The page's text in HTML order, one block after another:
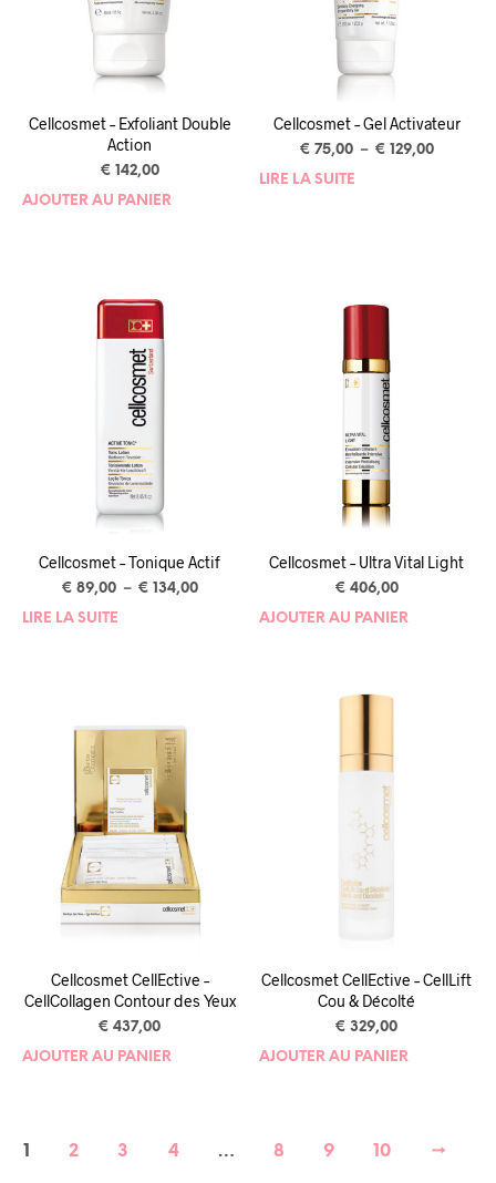
Cellcosmet – Exfoliant Double
Action
€ 142,00
AJOUTER AU PANIER
Cellcosmet – Gel Activateur
€ 75,00 – € 129,00
LIRE LA SUITE
Cellcosmet – Tonique Actif
€ 89,00 – € 134,00
LIRE LA SUITE
Cellcosmet – Ultra Vital Light
€ 406,00
AJOUTER AU PANIER
Cellcosmet CellEctive –
CellCollagen Contour des Yeux
€ 437,00
AJOUTER AU PANIER
Cellcosmet CellEctive – CellLift
Cou & Décolté
€ 329,00
AJOUTER AU PANIER
1 2 3 4 … 8 9 10 →